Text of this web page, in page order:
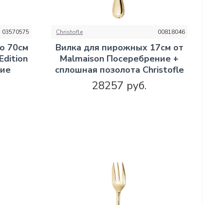
03570575
70см
Christofle 00818046
Вилка для пирожных 17см от
Malmaison Посеребрение +
сплошная позолота Christofle
28257 руб.